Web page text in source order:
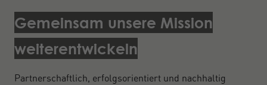
Gemeinsam unsere Mission
weiterentwickeln
Partnerschaftlich, erfolgsorientiert und nachhaltig